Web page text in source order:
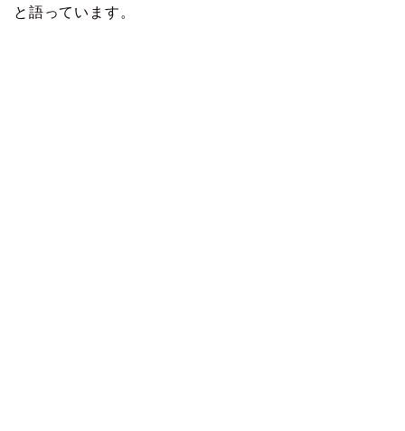
と語っています。